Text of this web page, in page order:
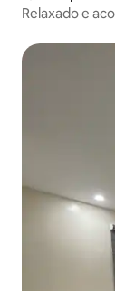
Relaxado e